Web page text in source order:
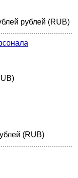
рублей (RUB)
(RUB)